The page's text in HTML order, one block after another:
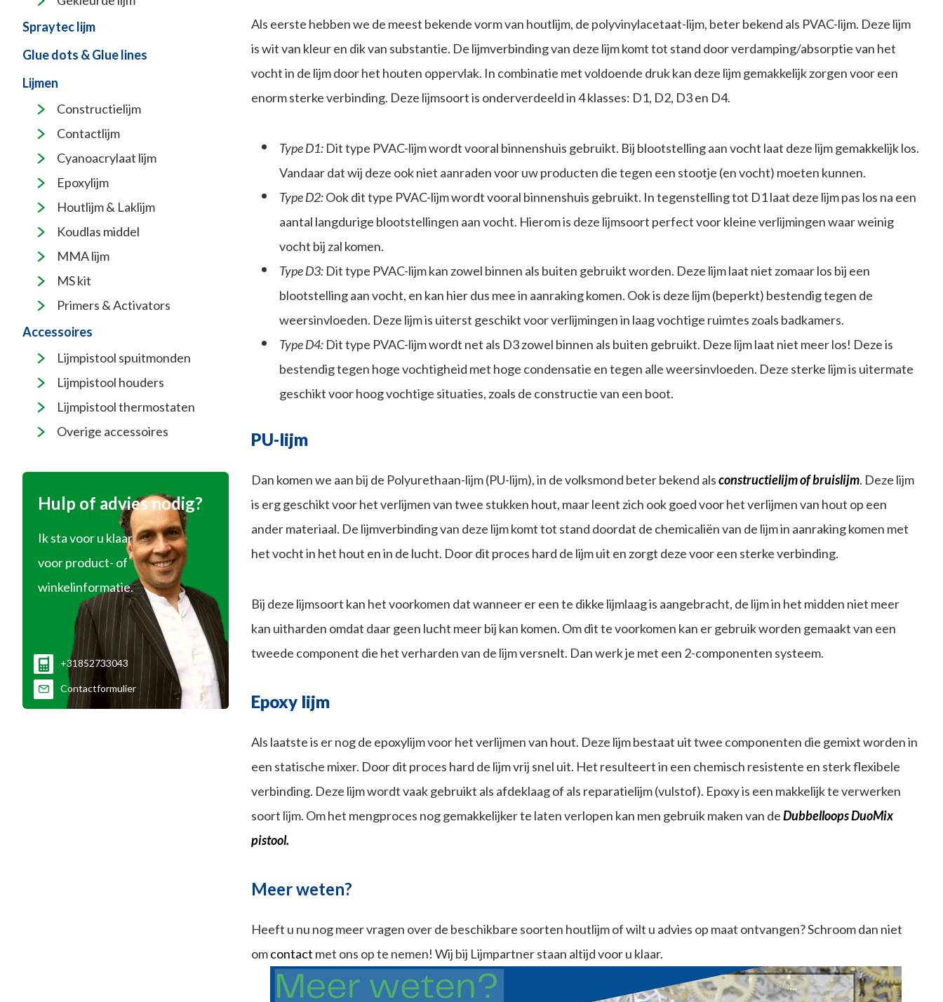
Spraytec lijm
Glue dots & Glue lines
Lijmen
Constructielijm
Contactlijm
Cyanoacrylaat lijm
Epoxylijm
Houtlijm & Laklijm
Koudlas middel
MMA lijm
MS kit
Primers & Activators
Accessoires
Lijmpistool spuitmonden
Lijmpistool houders
Lijmpistool thermostaten
Overige accessoires
Hulp of advies nodig?
Ik sta voor u klaar
voor product- of
winkelinformatie.
+31852733043
Contactformulier
Als eerste hebben we de meest bekende vorm van houtlijm, de polyvinylacetaat-lijm, beter bekend als PVAC-lijm. Deze lijm
is wit van kleur en dik van substantie. De lijmverbinding van deze lijm komt tot stand door verdamping/absorptie van het
vocht in de lijm door het houten oppervlak. In combinatie met voldoende druk kan deze lijm gemakkelijk zorgen voor een
enorm sterke verbinding. Deze lijmsoort is onderverdeeld in 4 klasses: D1, D2, D3 en D4.
Type D1: Dit type PVAC-lijm wordt vooral binnenshuis gebruikt. Bij blootstelling aan vocht laat deze lijm gemakkelijk los.
Vandaar dat wij deze ook niet aanraden voor uw producten die tegen een stootje (en vocht) moeten kunnen.
Type D2:Ook dit type PVAC-lijm wordt vooral binnenshuis gebruikt. In tegenstelling tot D1 laat deze lijm pas los na een
aantal langdurige blootstellingen aan vocht. Hierom is deze lijmsoort perfect voor kleine verlijmingen waar weinig
vocht bij zal komen.
Type D3: Dit type PVAC-lijm kan zowel binnen als buiten gebruikt worden. Deze lijm laat niet zomaar los bij een
blootstelling aan vocht, en kan hier dus mee in aanraking komen. Ook is deze lijm (beperkt) bestendig tegen de
weersinvloeden. Deze lijm is uiterst geschikt voor verlijmingen in laag vochtige ruimtes zoals badkamers.
Type D4: Dit type PVAC-lijm wordt net als D3 zowel binnen als buiten gebruikt. Deze lijm laat niet meer los! Deze is
bestendig tegen hoge vochtigheid met hoge condensatie en tegen alle weersinvloeden. Deze sterke lijm is uitermate
geschikt voor hoog vochtige situaties, zoals de constructie van een boot.
PU-lijm
Dan komen we aan bij de Polyurethaan-lijm (PU-lijm), in de volksmond beter bekend alsconstructielijm of bruislijm. Deze lijm
is erg geschikt voor het verlijmen van twee stukken hout, maar leent zich ook goed voor het verlijmen van hout op een
ander materiaal. De lijmverbinding van deze lijm komt tot stand doordat de chemicaliën van de lijm in aanraking komen met
het vocht in het hout en in de lucht. Door dit proces hard de lijm uit en zorgt deze voor een sterke verbinding.
Bij deze lijmsoort kan het voorkomen dat wanneer er een te dikke lijmlaag is aangebracht, de lijm in het midden niet meer
kan uitharden omdat daar geen lucht meer bij kan komen. Om dit te voorkomen kan er gebruik worden gemaakt van een
tweede component die het verharden van de lijm versnelt. Dan werk je met een 2-componenten systeem.
Epoxy lijm
Als laatste is er nog de epoxylijm voor het verlijmen van hout. Deze lijm bestaat uit twee componenten die gemixt worden in
een statische mixer. Door dit proces hard de lijm vrij snel uit. Het resulteert in een chemisch resistente en sterk flexibele
verbinding. Deze lijm wordt vaak gebruikt als afdeklaag of als reparatielijm (vulstof). Epoxy is een makkelijk te verwerken
soort lijm. Om het mengproces nog gemakkelijker te laten verlopen kan men gebruik maken van deDubbelloops DuoMix
pistool.
Meer weten?
Heeft u nu nog meer vragen over de beschikbare soorten houtlijm of wilt u advies op maat ontvangen? Schroom dan niet
omcontact met ons op te nemen! Wij bij Lijmpartner staan altijd voor u klaar.